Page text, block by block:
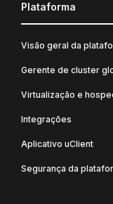
Plataforma
Visão geral da
Gerente de cluster
Virtualização e
Integrações
Aplicativo uClient
Segurança da